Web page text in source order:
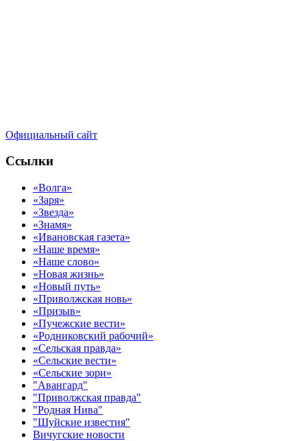
Официальный сайт
Ссылки
«Волга»
«Заря»
«Звезда»
«Знамя»
«Ивановская газета»
«Наше время»
«Наше слово»
«Новая жизнь»
«Новый путь»
«Приволжская новь»
«Призыв»
«Пучежские вести»
«Родниковский рабочий»
«Сельская правда»
«Сельские вести»
«Сельские зори»
"Авангард"
"Приволжская правда"
"Родная Нива"
"Шуйские известия"
Вичугские новости